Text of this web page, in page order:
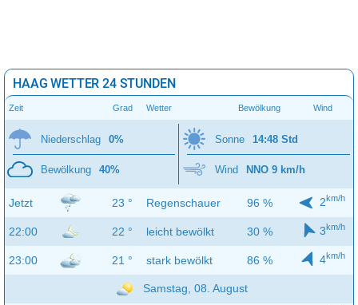
HAAG WETTER 24 STUNDEN
Zeit Grad Wetter Bewölkung Wind
Niederschlag 0%
Bewölkung 40%
Sonne 14:48 Std
Wind NNO 9 km/h
Jetzt 23 ° Regenschauer 96 % 2km/h
22:00 22 ° leicht bewölkt 30 % 3km/h
23:00 21 ° stark bewölkt 86 % 4km/h
Samstag, 08. August